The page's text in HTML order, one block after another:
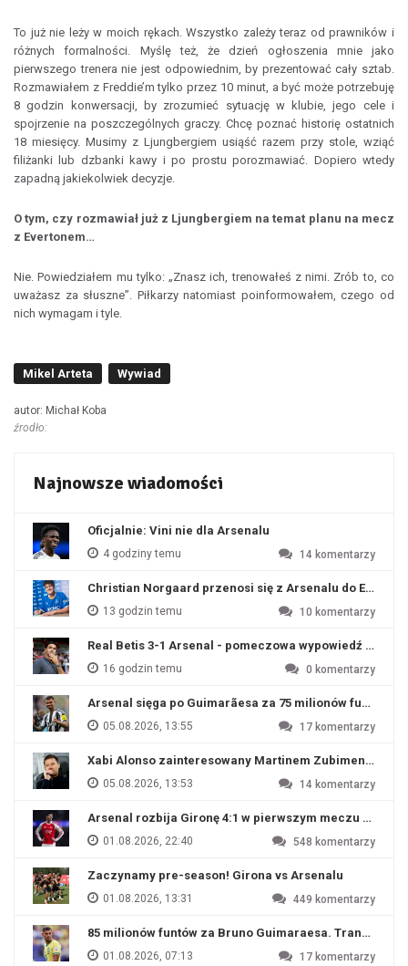
To już nie leży w moich rękach. Wszystko zależy teraz od prawników i
różnych formalności. Myślę też, że dzień ogłoszenia mnie jako
pierwszego trenera nie jest odpowiednim, by prezentować cały sztab.
Rozmawiałem z Freddie’m tylko przez 10 minut, a być może potrzebuję
8 godzin konwersacji, by zrozumieć sytuację w klubie, jego cele i
spojrzenie na poszczególnych graczy. Chcę poznać historię ostatnich
18 miesięcy. Musimy z Ljungbergiem usiąść razem przy stole, wziąć
filiżanki lub dzbanki kawy i po prostu porozmawiać. Dopiero wtedy
zapadną jakiekolwiek decyzje.
O tym, czy rozmawiał już z Ljungbergiem na temat planu na mecz
z Evertonem…
Nie. Powiedziałem mu tylko: „Znasz ich, trenowałeś z nimi. Zrób to, co
uważasz za słuszne”. Piłkarzy natomiast poinformowałem, czego od
nich wymagam i tyle.
Mikel Arteta Wywiad
autor: Michał Koba
źrodło:
Najnowsze wiadomości
Oficjalnie: Vini nie dla Arsenalu
4 godziny temu 14 komentarzy
Christian Norgaard przenosi się z Arsenalu do
13 godzin temu 10 komentarzy
Real Betis 3-1 Arsenal - pomeczowa wypowiedź Artety
16 godzin temu 0 komentarzy
Arsenal sięga po Guimarãesa za 75 milionów funtów
05.08.2026, 13:55 17 komentarzy
Xabi Alonso zainteresowany Martinem Zubimendim
05.08.2026, 13:53 14 komentarzy
Arsenal rozbija Gironę 4:1 w pierwszym meczu
01.08.2026, 22:40 548 komentarzy
Zaczynamy pre-season! Girona vs Arsenalu
01.08.2026, 13:31 449 komentarzy
85 milionów funtów za Bruno Guimaraesa. Transfer
01.08.2026, 07:13 17 komentarzy